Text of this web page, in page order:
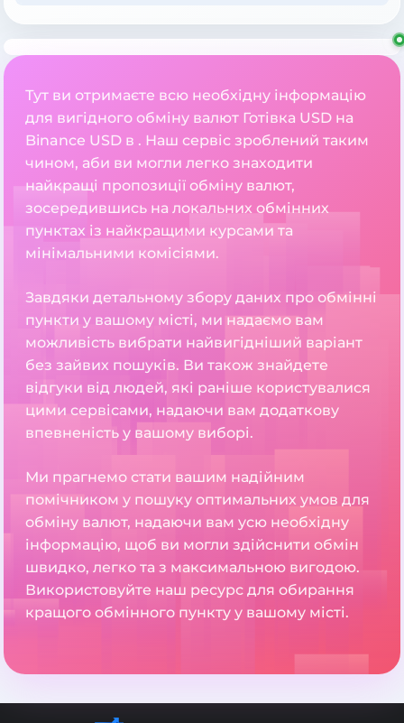
Тут ви отримаєте всю необхідну інформацію
для вигідного обміну валют Готівка USD на
Binance USD в . Наш сервіс зроблений таким
чином, аби ви могли легко знаходити
найкращі пропозиції обміну валют,
зосередившись на локальних обмінних
пунктах із найкращими курсами та
мінімальними комісіями.
Завдяки детальному збору даних про обмінні
пункти у вашому місті, ми надаємо вам
можливість вибрати найвигідніший варіант
без зайвих пошуків. Ви також знайдете
відгуки від людей, які раніше користувалися
цими сервісами, надаючи вам додаткову
впевненість у вашому виборі.
Ми прагнемо стати вашим надійним
помічником у пошуку оптимальних умов для
обміну валют, надаючи вам усю необхідну
інформацію, щоб ви могли здійснити обмін
швидко, легко та з максимальною вигодою.
Використовуйте наш ресурс для обирання
кращого обмінного пункту у вашому місті.